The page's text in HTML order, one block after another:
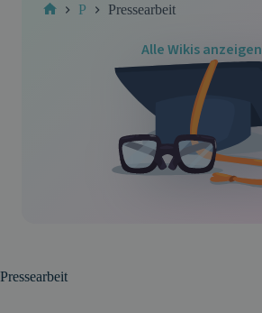
P Pressearbeit
Alle Wikis anzeigen
Pressearbeit